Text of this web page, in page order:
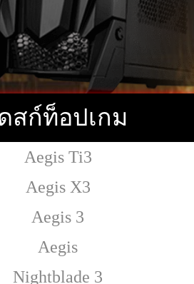
สก์ท็อปเกม
Aegis Ti3
Aegis X3
Aegis 3
Aegis
Nightblade 3